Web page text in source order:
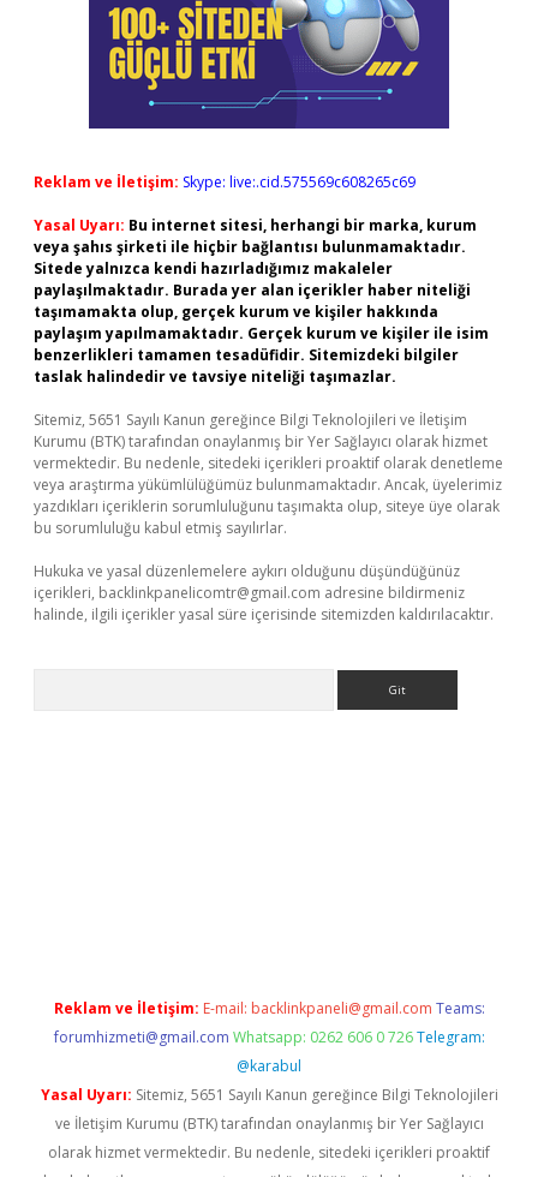
Reklam ve İletişim: Skype: live:.cid.575569c608265c69
Yasal Uyarı: Bu internet sitesi, herhangi bir marka, kurum
veya şahıs şirketi ile hiçbir bağlantısı bulunmamaktadır.
Sitede yalnızca kendi hazırladığımız makaleler
paylaşılmaktadır. Burada yer alan içerikler haber niteliği
taşımamakta olup, gerçek kurum ve kişiler hakkında
paylaşım yapılmamaktadır. Gerçek kurum ve kişiler ile isim
benzerlikleri tamamen tesadüfidir. Sitemizdeki bilgiler
taslak halindedir ve tavsiye niteliği taşımazlar.
Sitemiz, 5651 Sayılı Kanun gereğince Bilgi Teknolojileri ve İletişim
Kurumu (BTK) tarafından onaylanmış bir Yer Sağlayıcı olarak hizmet
vermektedir. Bu nedenle, sitedeki içerikleri proaktif olarak denetleme
veya araştırma yükümlülüğümüz bulunmamaktadır. Ancak, üyelerimiz
yazdıkları içeriklerin sorumluluğunu taşımakta olup, siteye üye olarak
bu sorumluluğu kabul etmiş sayılırlar.
Hukuka ve yasal düzenlemelere aykırı olduğunu düşündüğünüz
içerikleri, backlinkpanelicomtr@gmail.com adresine bildirmeniz
halinde, ilgili içerikler yasal süre içerisinde sitemizden kaldırılacaktır.
Reklam ve İletişim: E-mail: backlinkpaneli@gmail.com Teams:
forumhizmeti@gmail.com Whatsapp: 0262 606 0 726 Telegram:
@karabul
Yasal Uyarı: Sitemiz, 5651 Sayılı Kanun gereğince Bilgi Teknolojileri
ve İletişim Kurumu (BTK) tarafından onaylanmış bir Yer Sağlayıcı
olarak hizmet vermektedir. Bu nedenle, sitedeki içerikleri proaktif